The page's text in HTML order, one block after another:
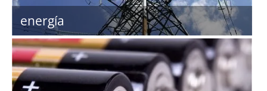
energía